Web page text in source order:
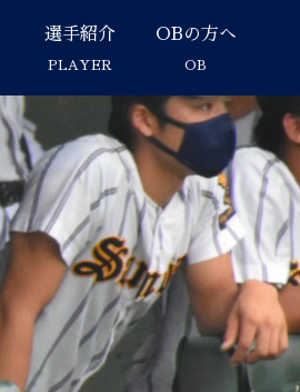
選手紹介
PLAYER
OBの方へ
OB